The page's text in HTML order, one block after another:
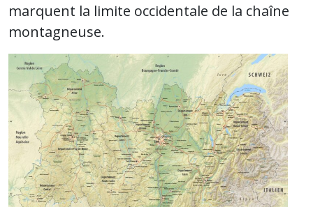
marquent la limite occidentale de la chaîne
montagneuse.